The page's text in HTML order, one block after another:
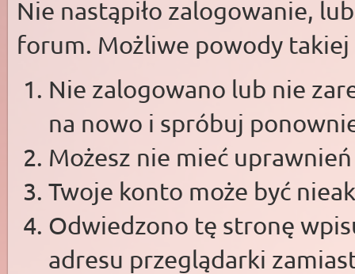
Nie nastąpiło zalogowanie,
forum. Możliwe powody takiej
Nie zalogowano lub nie
na nowo i spróbuj
Możesz nie mieć
Twoje konto może być
Odwiedzono tę stronę
adresu przeglądarki